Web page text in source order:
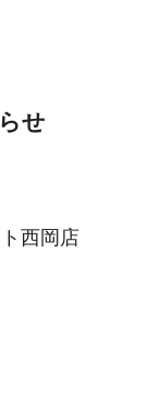
せ
西岡店